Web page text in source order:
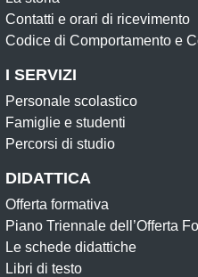
Contatti e orari di ricevimento
Codice di Comportamento e
I SERVIZI
Personale scolastico
Famiglie e studenti
Percorsi di studio
DIDATTICA
Offerta formativa
Piano Triennale dell’Offerta
Le schede didattiche
Libri di testo